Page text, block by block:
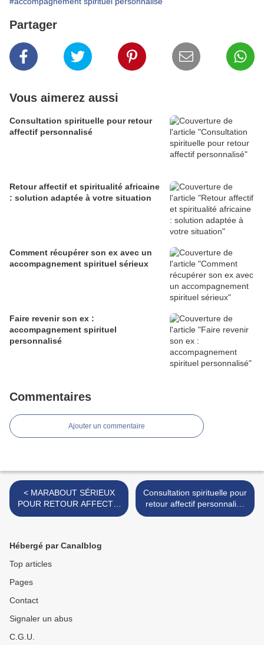
Partager
Vous aimerez aussi
Consultation spirituelle pour retour
affectif personnalisé
Retour affectif et spiritualité africaine
: solution adaptée à votre situation
Comment récupérer son ex avec un
accompagnement spirituel sérieux
Faire revenir son ex :
accompagnement spirituel
personnalisé
Commentaires
Ajouter un commentaire
< MARABOUT SÉRIEUX
POUR RETOUR AFFECTIF
RAPIDE ET DISCRET
Consultation spirituelle pour
retour affectif personnalisé
>
Hébergé par Canalblog
Top articles
Pages
Contact
Signaler un abus
C.G.U.